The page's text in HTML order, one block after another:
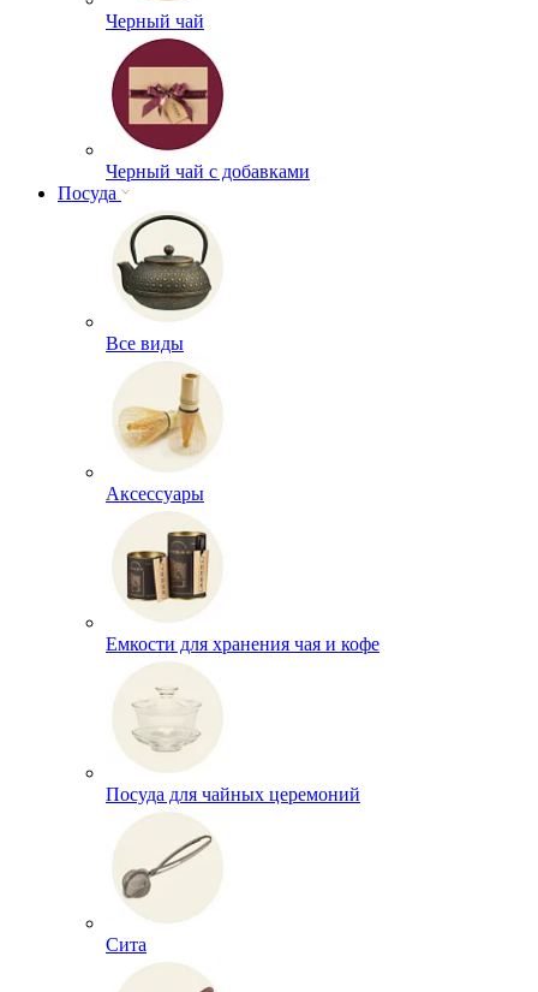
Черный чай
Черный чай с добавками
Посуда
Все виды
Аксессуары
Емкости для хранения чая и кофе
Посуда для чайных церемоний
Сита